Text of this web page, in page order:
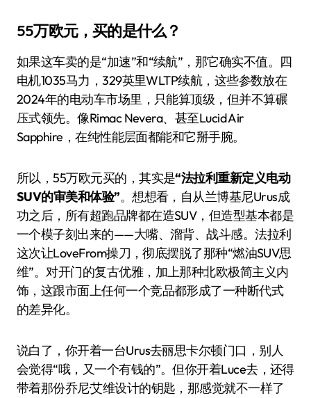
55万欧元，买的是什么？
如果这车卖的是“加速”和“续航”，那它确实不值。四
电机1035马力，329英里WLTP续航，这些参数放在
2024年的电动车市场里，只能算顶级，但并不算碾
压式领先。像Rimac Nevera、甚至Lucid Air
Sapphire，在纯性能层面都能和它掰手腕。
所以，55万欧元买的，其实是“法拉利重新定义电动
SUV的审美和体验”。想想看，自从兰博基尼Urus成
功之后，所有超跑品牌都在造SUV，但造型基本都是
一个模子刻出来的——大嘴、溜背、战斗感。法拉利
这次让LoveFrom操刀，彻底摆脱了那种“燃油SUV思
维”。对开门的复古优雅，加上那种北欧极简主义内
饰，这跟市面上任何一个竞品都形成了一种断代式
的差异化。
说白了，你开着一台Urus去丽思卡尔顿门口，别人
会觉得“哦，又一个有钱的”。但你开着Luce去，还得
带着那份乔尼·艾维设计的钥匙，那感觉就不一样了